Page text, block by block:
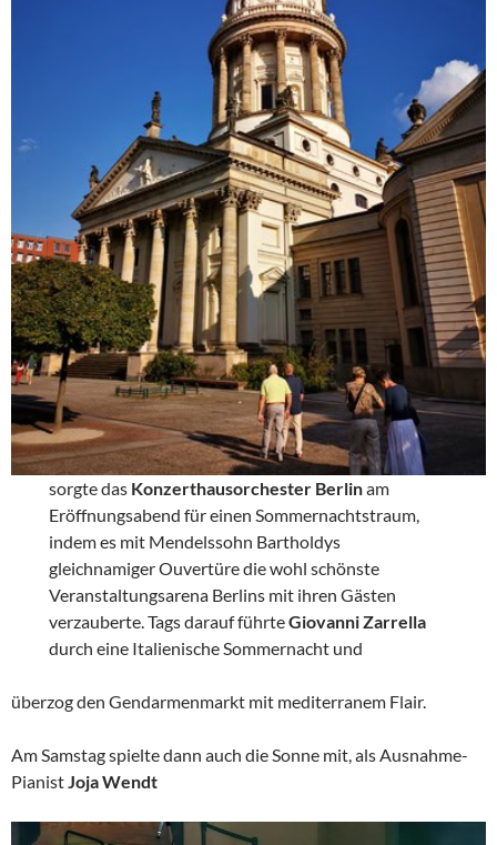
sorgte das Konzerthausorchester Berlinam
Eröffnungsabend für einen Sommernachtstraum,
indem es mit Mendelssohn Bartholdys
gleichnamiger Ouvertüre die wohl schönste
Veranstaltungsarena Berlins mit ihren Gästen
verzauberte. Tags darauf führteGiovanni Zarrella
durch eine Italienische Sommernacht und
überzog den Gendarmenmarkt mit mediterranem Flair.
Am Samstag spielte dann auch die Sonne mit, als Ausnahme-
PianistJoja Wendt